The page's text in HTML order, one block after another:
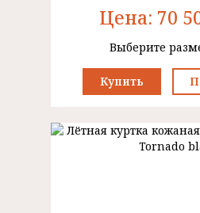
Цена: 70
Выберите
Купить